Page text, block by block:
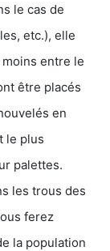
le cas de
etc.), elle
entre le
être placés
en
le plus
palettes.
les trous des
ferez
la population